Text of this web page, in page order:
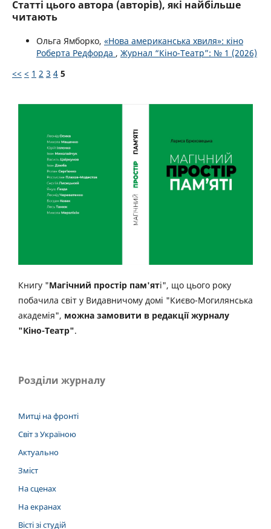
Статті цього автора (авторів), які найбільше
читають
Ольга Ямборко, «Нова американська хвиля»: кіно
Роберта Редфорда , Журнал “Кіно-Театр”: № 1 (2026)
<< < 1 2 3 4 5
Книгу "Магічний простір пам'яті", що цього року
побачила світ у Видавничому домі "Києво-Могилянська
академія", можна замовити в редакції журналу
"Кіно-Театр".
Розділи журналу
Митці на фронті
Світ з Україною
Актуально
Зміст
На сценах
На екранах
Вісті зі студій